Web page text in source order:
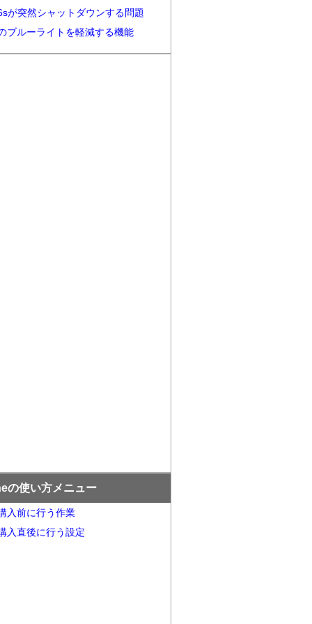
が突然シャットダウンする問題
ブルーライトを軽減する機能
の使い方メニュー
入前に行う作業
入直後に行う設定